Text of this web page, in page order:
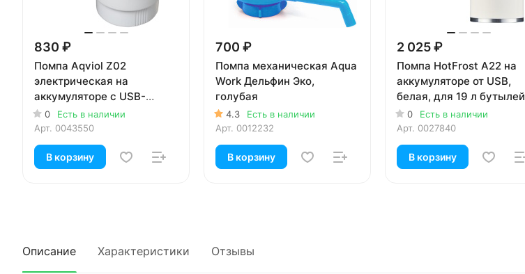
830 ₽
Помпа Aqviol Z02
электрическая на
аккумуляторе с USB-
адаптером для 19л
бутылей, белая
0
Есть в наличии
Арт. 0043550
В корзину
700 ₽
Помпа механическая Aqua
Work Дельфин Эко,
голубая
4.3
Есть в наличии
Арт. 0012232
В корзину
2 025 ₽
Помпа HotFrost A22 на
аккумуляторе от USB,
белая, для 19 л бутылей
0
Есть в наличии
Арт. 0027840
В корзину
Описание Характеристики Отзывы